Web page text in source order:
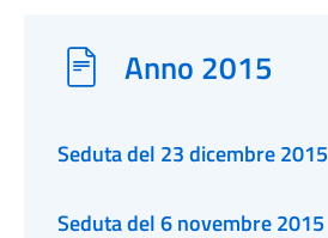
Anno 2015
Seduta del 23 dicembre 2015
Seduta del 6 novembre 2015